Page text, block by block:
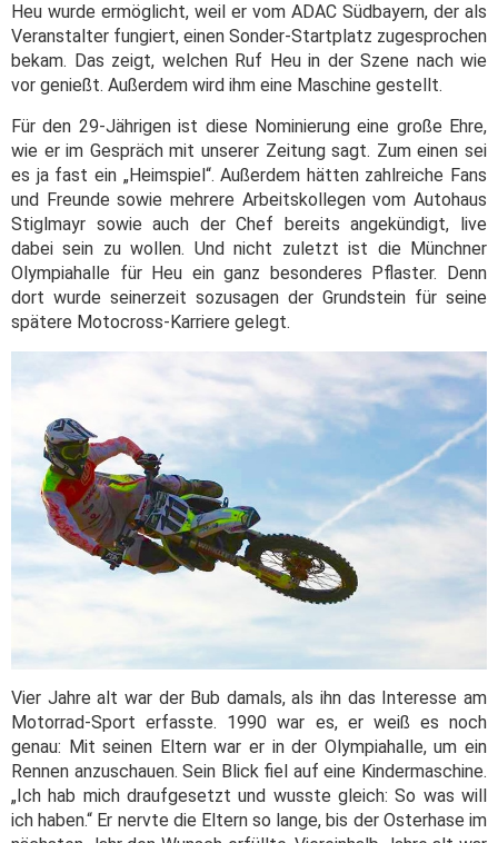
Heu wurde ermöglicht, weil er vom ADAC Südbayern, der als
Veranstalter fungiert, einen Sonder-Startplatz zugesprochen
bekam. Das zeigt, welchen Ruf Heu in der Szene nach wie
vor genießt. Außerdem wird ihm eine Maschine gestellt.
Für den 29-Jährigen ist diese Nominierung eine große Ehre,
wie er im Gespräch mit unserer Zeitung sagt. Zum einen sei
es ja fast ein „Heimspiel“. Außerdem hätten zahlreiche Fans
und Freunde sowie mehrere Arbeitskollegen vom Autohaus
Stiglmayr sowie auch der Chef bereits angekündigt, live
dabei sein zu wollen. Und nicht zuletzt ist die Münchner
Olympiahalle für Heu ein ganz besonderes Pflaster. Denn
dort wurde seinerzeit sozusagen der Grundstein für seine
spätere Motocross-Karriere gelegt.
Vier Jahre alt war der Bub damals, als ihn das Interesse am
Motorrad-Sport erfasste. 1990 war es, er weiß es noch
genau: Mit seinen Eltern war er in der Olympiahalle, um ein
Rennen anzuschauen. Sein Blick fiel auf eine Kindermaschine.
„Ich hab mich draufgesetzt und wusste gleich: So was will
ich haben.“ Er nervte die Eltern so lange, bis der Osterhase im